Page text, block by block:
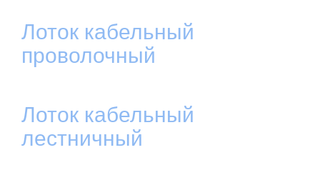
Лоток кабельный
проволочный
Лоток кабельный
лестничный